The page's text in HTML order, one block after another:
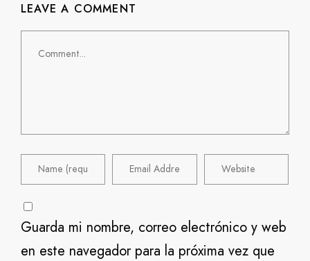
LEAVE A COMMENT
Guarda mi nombre, correo electrónico y web
en este navegador para la próxima vez que